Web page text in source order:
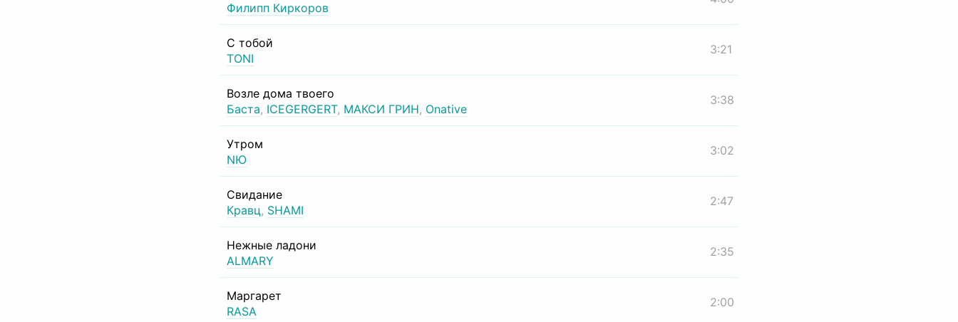
Филипп Киркоров
С тобой
TONI
3:21
Возле дома твоего
Баста, ICEGERGERT, МАКСИ ГРИН, Onative
3:38
Утром
NЮ
3:02
Свидание
Кравц, SHAMI
2:47
Нежные ладони
ALMARY
2:35
Маргарет
RASA
2:00